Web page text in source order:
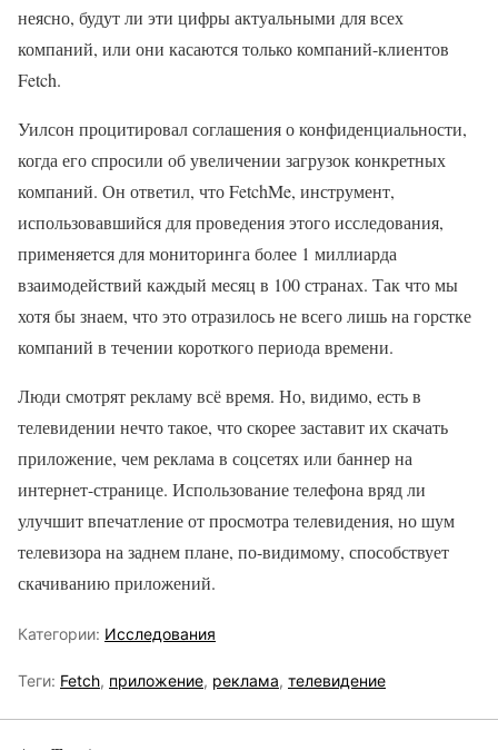
неясно, будут ли эти цифры актуальными для всех
компаний, или они касаются только компаний-клиентов
Fetch.
Уилсон процитировал соглашения о конфиденциальности,
когда его спросили об увеличении загрузок конкретных
компаний. Он ответил, что FetchMe, инструмент,
использовавшийся для проведения этого исследования,
применяется для мониторинга более 1 миллиарда
взаимодействий каждый месяц в 100 странах. Так что мы
хотя бы знаем, что это отразилось не всего лишь на горстке
компаний в течении короткого периода времени.
Люди смотрят рекламу всё время. Но, видимо, есть в
телевидении нечто такое, что скорее заставит их скачать
приложение, чем реклама в соцсетях или баннер на
интернет-странице. Использование телефона вряд ли
улучшит впечатление от просмотра телевидения, но шум
телевизора на заднем плане, по-видимому, способствует
скачиванию приложений.
Категории: Исследования
Теги: Fetch, приложение, реклама, телевидение